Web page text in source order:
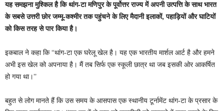
यह समझना मुश्किल है कि थांग-टा मणिपुर के पूर्वोत्तर राज्य में अपनी उत्पत्ति के साथ भारत
के सबसे उत्तरी छोर जम्मू-कश्मीर तक पहुंचने के लिए मैदानी इलाकों, पहाड़ियों और घाटियों
को किस तरह से पार किया है।
इकबाल ने कहा कि ‘‘थांग-टा एक घरेलू खेल है। यह एक भारतीय मार्शल आर्ट है और हमने
अभी इस खेल को अपनाया है। मैं तब सिर्फ एक स्कूली छात्र था जब इसकी ओर आकर्षित
हो गया था।’’
बहुत से लोग मानते हैं कि उस समय के आसपास एक स्थानीय टूर्नामेंट थांग-टा के प्रसार के